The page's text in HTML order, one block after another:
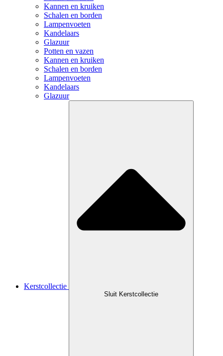
Kannen en kruiken
Schalen en borden
Lampenvoeten
Kandelaars
Glazuur
Potten en vazen
Kannen en kruiken
Schalen en borden
Lampenvoeten
Kandelaars
Glazuur
Kerstcollectie
Sluit Kerstcollectie